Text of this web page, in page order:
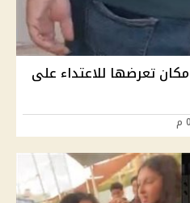
تعرضها للاعتداء على